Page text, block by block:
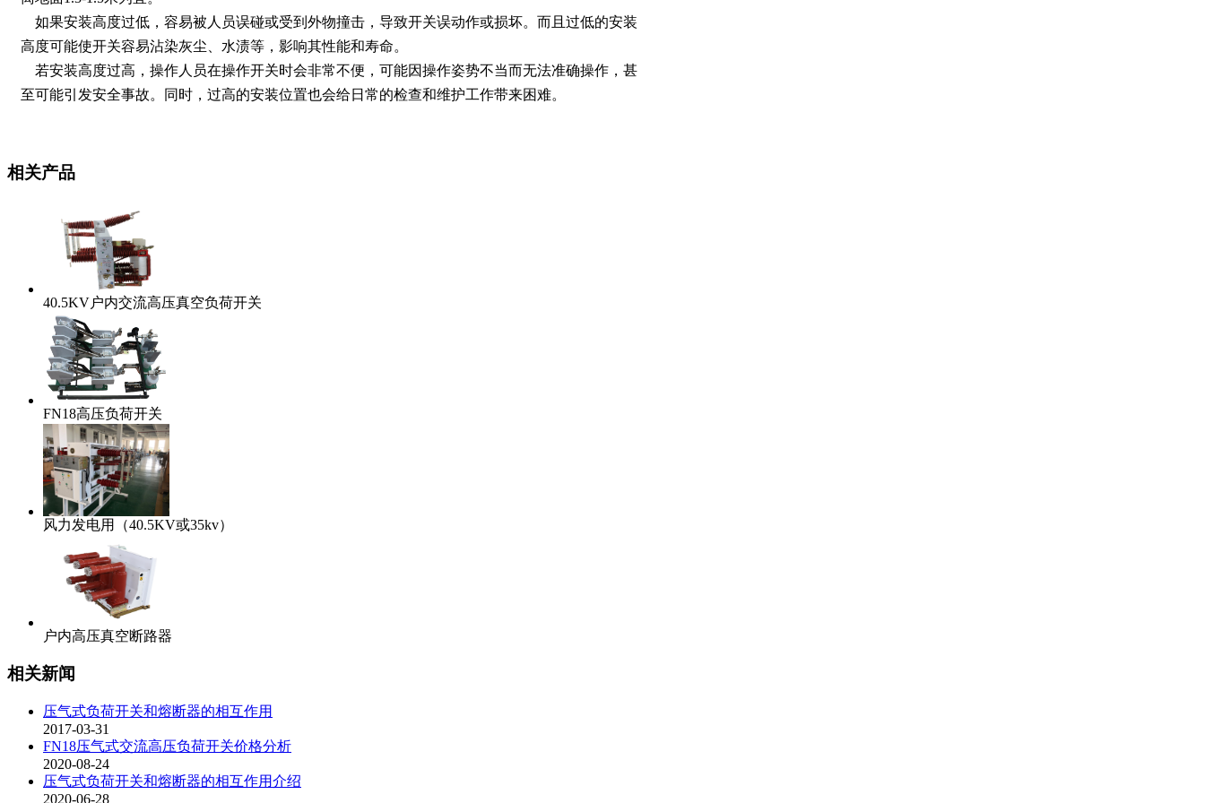
如果安装高度过低，容易被人员误碰或受到外物撞击，导致开关误动作或损坏。而且过低的安装
高度可能使开关容易沾染灰尘、水渍等，影响其性能和寿命。
若安装高度过高，操作人员在操作开关时会非常不便，可能因操作姿势不当而无法准确操作，甚
至可能引发安全事故。同时，过高的安装位置也会给日常的检查和维护工作带来困难。
相关产品
40.5KV户内交流高压真空负荷开关
FN18高压负荷开关
风力发电用（40.5KV或35kv）
户内高压真空断路器
相关新闻
压气式负荷开关和熔断器的相互作用
2017-03-31
FN18压气式交流高压负荷开关价格分析
2020-08-24
压气式负荷开关和熔断器的相互作用介绍
2020-06-28